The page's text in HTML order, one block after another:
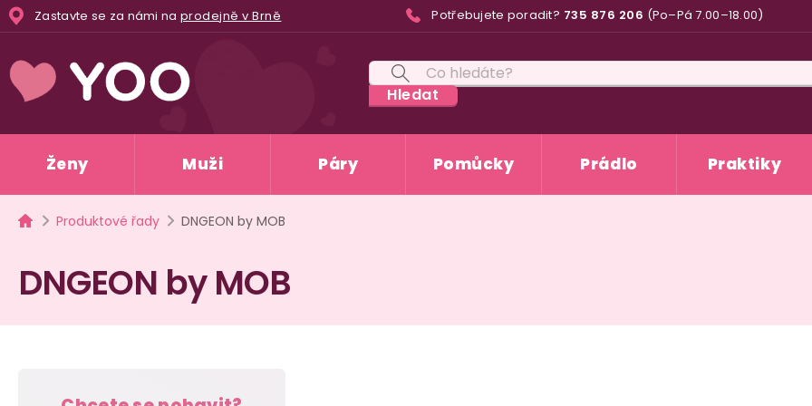
Přejít
na
Zastavte se za námi na prodejně v Brně Potřebujete poradit? 735 876 206 (Po–Pá 7.00–18.00)
Hledat
Ženy Muži Páry Pomůcky Prádlo Praktiky
Domů
Produktové řady DNGEON by MOB
DNGEON by MOB